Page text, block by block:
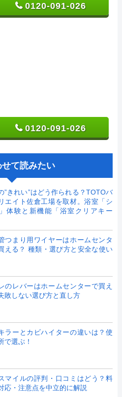
0120-091-026
0120-091-026
せて読みたい
”きれい”はどう作られる？TOTOバ
エイト佐倉工場を取材。浴室「シ
体験と新機能「浴室クリアキー
つまり用ワイヤーはホームセンタ
える？ 種類・選び方と安全な使い
のレバーはホームセンターで買え
敗しない選び方と直し方
ラーとカビハイターの違いは？使
で選ぶ！
マイルの評判・口コミはどう？料
応・注意点を中立的に解説